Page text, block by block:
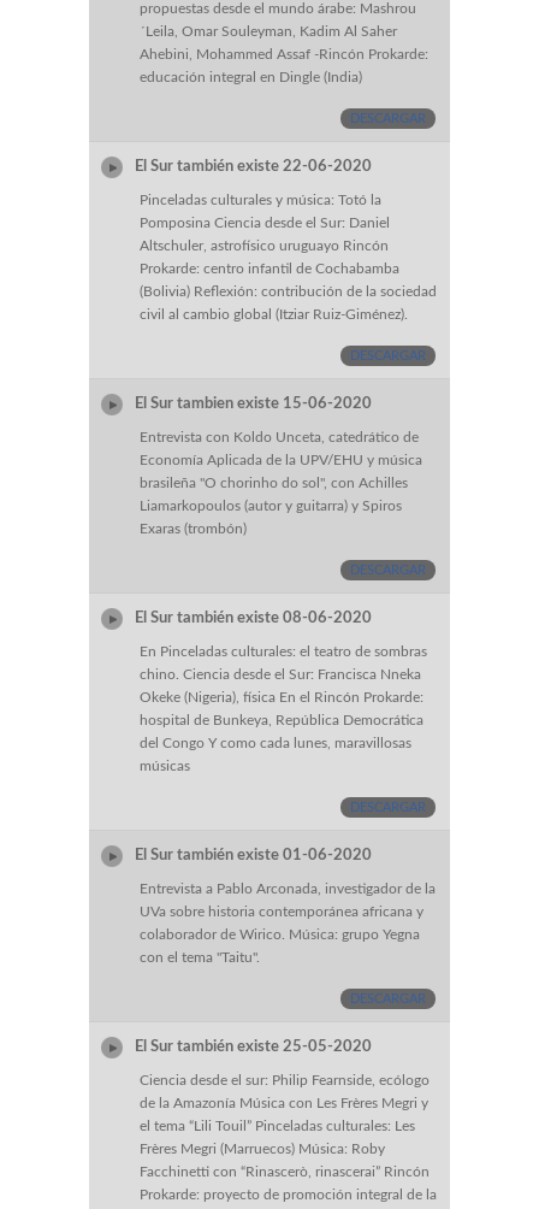
propuestas desde el mundo árabe: Mashrou
´Leila, Omar Souleyman, Kadim Al Saher
Ahebini, Mohammed Assaf -Rincón Prokarde:
educación integral en Dingle (India)
DESCARGAR
El Sur también existe 22-06-2020
Pinceladas culturales y música: Totó la
Pomposina Ciencia desde el Sur: Daniel
Altschuler, astrofísico uruguayo Rincón
Prokarde: centro infantil de Cochabamba
(Bolivia) Reflexión: contribución de la sociedad
civil al cambio global (Itziar Ruiz-Giménez).
DESCARGAR
El Sur tambien existe 15-06-2020
Entrevista con Koldo Unceta, catedrático de
Economía Aplicada de la UPV/EHU y música
brasileña "O chorinho do sol", con Achilles
Liamarkopoulos (autor y guitarra) y Spiros
Exaras (trombón)
DESCARGAR
El Sur también existe 08-06-2020
En Pinceladas culturales: el teatro de sombras
chino. Ciencia desde el Sur: Francisca Nneka
Okeke (Nigeria), física En el Rincón Prokarde:
hospital de Bunkeya, República Democrática
del Congo Y como cada lunes, maravillosas
músicas
DESCARGAR
El Sur también existe 01-06-2020
Entrevista a Pablo Arconada, investigador de la
UVa sobre historia contemporánea africana y
colaborador de Wirico. Música: grupo Yegna
con el tema "Taitu".
DESCARGAR
El Sur también existe 25-05-2020
Ciencia desde el sur: Philip Fearnside, ecólogo
de la Amazonía Música con Les Frères Megri y
el tema “Lili Touil” Pinceladas culturales: Les
Frères Megri (Marruecos) Música: Roby
Facchinetti con “Rinascerò, rinascerai” Rincón
Prokarde: proyecto de promoción integral de la